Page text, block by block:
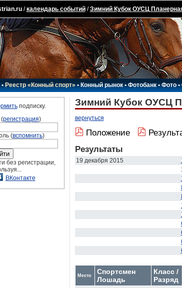
/календарь событий/Зимний Кубок ОУСЦ
•Реестр «Конный спорт»•Конный рынок•Фотобанк •Фото•
подписку.
регистрация)
(вспомнить)
без регистрации,
ВКонтакте
Зимний Кубок ОУСЦ
вернуться
Положение
Результаты
19 декабря 2015
Место
Спортсмен
Лошадь
Класс /
Разряд